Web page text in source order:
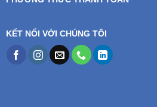
KẾT NỐI VỚI CHÚNG TÔI